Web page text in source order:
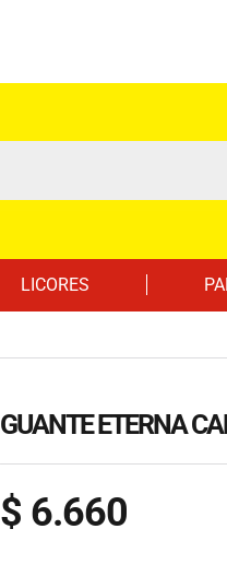
LICORES
GUANTE ETERNA
$ 6.660